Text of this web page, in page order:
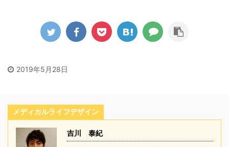
2019年5月28日
メディカルライフデザイン
吉川 泰紀